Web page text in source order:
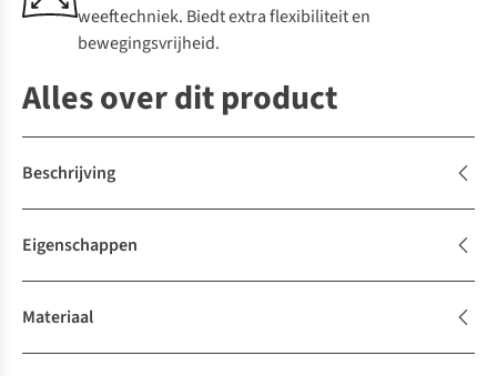
weeftechniek. Biedt extra flexibiliteit en
bewegingsvrijheid.
Alles over dit product
Beschrijving
Eigenschappen
Materiaal